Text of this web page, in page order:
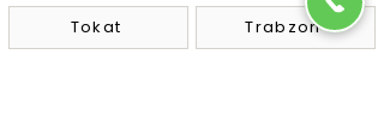
Tokat Trabzon